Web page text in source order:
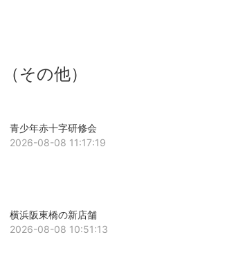
その他）
青少年赤十字研修会
2026-08-08 11:17:19
横浜阪東橋の新店舗
2026-08-08 10:51:13